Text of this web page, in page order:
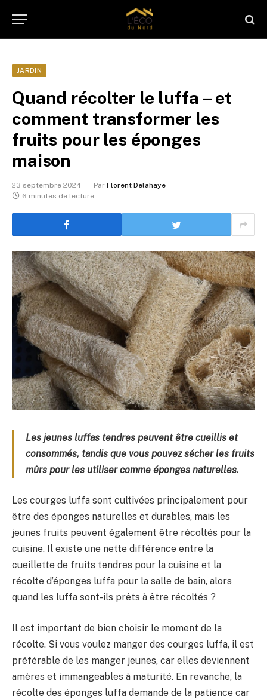
JARDIN
Quand récolter le luffa – et
comment transformer les
fruits pour les éponges
maison
23 septembre 2024 Par Florent Delahaye
6 minutes de lecture
Les jeunes luffas tendres peuvent être cueillis et
consommés, tandis que vous pouvez sécher les fruits
mûrs pour les utiliser comme éponges naturelles.
Les courges luffa sont cultivées principalement pour
être des éponges naturelles et durables, mais les
jeunes fruits peuvent également être récoltés pour la
cuisine. Il existe une nette différence entre la
cueillette de fruits tendres pour la cuisine et la
récolte d’éponges luffa pour la salle de bain, alors
quand les luffa sont-ils prêts à être récoltés ?
Il est important de bien choisir le moment de la
récolte. Si vous voulez manger des courges luffa, il est
préférable de les manger jeunes, car elles deviennent
amères et immangeables à maturité. En revanche, la
récolte des éponges luffa demande de la patience car